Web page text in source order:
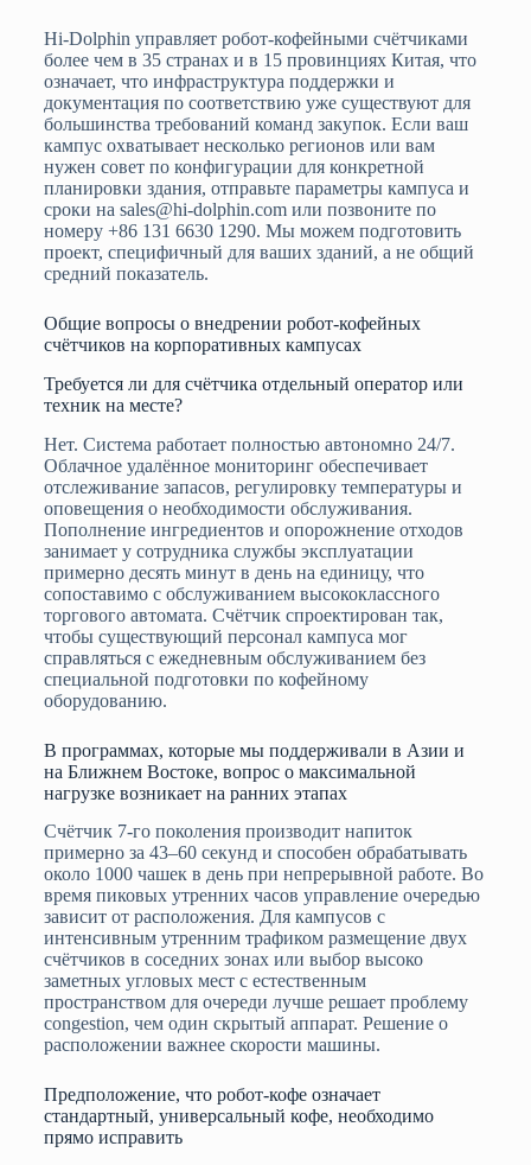
Hi-Dolphin управляет робот-кофейными счётчиками
более чем в 35 странах и в 15 провинциях Китая, что
означает, что инфраструктура поддержки и
документация по соответствию уже существуют для
большинства требований команд закупок. Если ваш
кампус охватывает несколько регионов или вам
нужен совет по конфигурации для конкретной
планировки здания, отправьте параметры кампуса и
сроки на sales@hi-dolphin.com или позвоните по
номеру +86 131 6630 1290. Мы можем подготовить
проект, специфичный для ваших зданий, а не общий
средний показатель.
Общие вопросы о внедрении робот-кофейных
счётчиков на корпоративных кампусах
Требуется ли для счётчика отдельный оператор или
техник на месте?
Нет. Система работает полностью автономно 24/7.
Облачное удалённое мониторинг обеспечивает
отслеживание запасов, регулировку температуры и
оповещения о необходимости обслуживания.
Пополнение ингредиентов и опорожнение отходов
занимает у сотрудника службы эксплуатации
примерно десять минут в день на единицу, что
сопоставимо с обслуживанием высококлассного
торгового автомата. Счётчик спроектирован так,
чтобы существующий персонал кампуса мог
справляться с ежедневным обслуживанием без
специальной подготовки по кофейному
оборудованию.
В программах, которые мы поддерживали в Азии и
на Ближнем Востоке, вопрос о максимальной
нагрузке возникает на ранних этапах
Счётчик 7-го поколения производит напиток
примерно за 43–60 секунд и способен обрабатывать
около 1000 чашек в день при непрерывной работе. Во
время пиковых утренних часов управление очередью
зависит от расположения. Для кампусов с
интенсивным утренним трафиком размещение двух
счётчиков в соседних зонах или выбор высоко
заметных угловых мест с естественным
пространством для очереди лучше решает проблему
congestion, чем один скрытый аппарат. Решение о
расположении важнее скорости машины.
Предположение, что робот-кофе означает
стандартный, универсальный кофе, необходимо
прямо исправить